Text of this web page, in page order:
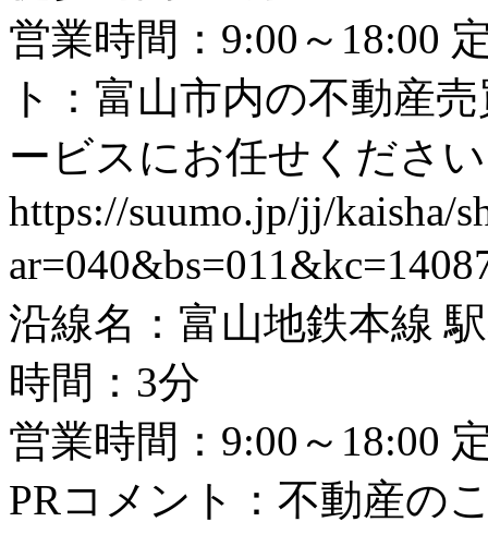
営業時間：9:00～18:00
ト：富山市内の不動産
ービスにお任せくださ
https://suumo.jp/jj/kaisha/
沿線名：富山地鉄本線
時間：3分
営業時間：9:00～18:00
PRコメント：不動産の